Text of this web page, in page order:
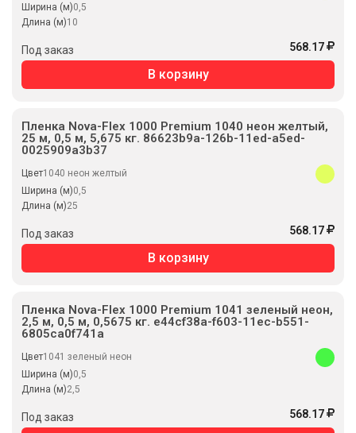
Ширина (м)0,5
Длина (м)10
Под заказ 568.17
В корзину
Пленка Nova-Flex 1000 Premium 1040 неон желтый,
25 м, 0,5 м, 5,675 кг. 86623b9a-126b-11ed-a5ed-
0025909a3b37
Цвет1040 неон желтый
Ширина (м)0,5
Длина (м)25
Под заказ 568.17
В корзину
Пленка Nova-Flex 1000 Premium 1041 зеленый неон,
2,5 м, 0,5 м, 0,5675 кг. e44cf38a-f603-11ec-b551-
6805ca0f741a
Цвет1041 зеленый неон
Ширина (м)0,5
Длина (м)2,5
Под заказ 568.17